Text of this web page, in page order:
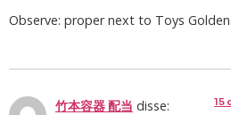
Observe: proper next to Toys
竹本容器 配当 disse: 15